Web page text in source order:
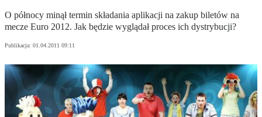
O północy minął termin składania aplikacji na zakup biletów na
mecze Euro 2012. Jak będzie wyglądał proces ich dystrybucji?
Publikacja: 01.04.2011 09:11